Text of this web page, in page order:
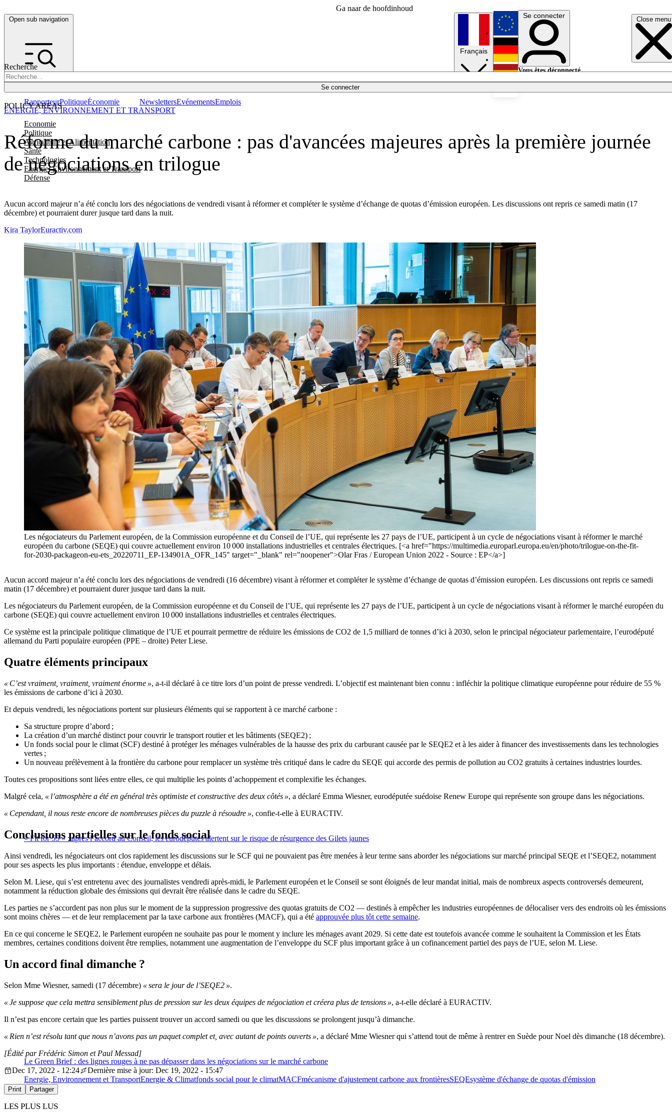
Ga naar de hoofdinhoud
Open sub navigation Close menu
Recherche
Se connecter
POLICY AREAS
Economie
Politique
Agriculture et Alimentation
Santé
Technologies
Energie, Environnement et Transport
Défense
RapporteurPolitiqueÉconomie NewslettersEvénementsEmplois
Français
English
Deutsch
Se connecter
Vous êtes déconnecté.
Réforme du marché carbone : pas d'avancées majeures après la première journée
de négociations en trilogue
Aucun accord majeur n’a été conclu lors des négociations de vendredi visant à réformer et compléter le système d’échange de quotas d’émission européen. Les discussions ont repris ce samedi matin (17
décembre) et pourraient durer jusque tard dans la nuit.
ENERGIE, ENVIRONNEMENT ET TRANSPORT
Kira TaylorEuractiv.com
Les négociateurs du Parlement européen, de la Commission européenne et du Conseil de l’UE, qui représente les 27 pays de l’UE, participent à un cycle de négociations visant à réformer le marché
européen du carbone (SEQE) qui couvre actuellement environ 10 000 installations industrielles et centrales électriques. [<a href="https://multimedia.europarl.europa.eu/en/photo/trilogue-on-the-fit-
for-2030-packageon-eu-ets_20220711_EP-134901A_OFR_145" target="_blank" rel="noopener">Olar Fras / European Union 2022 - Source : EP</a>]
Aucun accord majeur n’a été conclu lors des négociations de vendredi (16 décembre) visant à réformer et compléter le système d’échange de quotas d’émission européen. Les discussions ont repris ce samedi
matin (17 décembre) et pourraient durer jusque tard dans la nuit.
Les négociateurs du Parlement européen, de la Commission européenne et du Conseil de l’UE, qui représente les 27 pays de l’UE, participent à un cycle de négociations visant à réformer le marché européen du
carbone (SEQE) qui couvre actuellement environ 10 000 installations industrielles et centrales électriques.
Ce système est la principale politique climatique de l’UE et pourrait permettre de réduire les émissions de CO2 de 1,5 milliard de tonnes d’ici à 2030, selon le principal négociateur parlementaire, l’eurodéputé
allemand du Parti populaire européen (PPE – droite) Peter Liese.
Quatre éléments principaux
« C’est vraiment, vraiment, vraiment énorme », a-t-il déclaré à ce titre lors d’un point de presse vendredi. L’objectif est maintenant bien connu : infléchir la politique climatique européenne pour réduire de 55 %
les émissions de carbone d’ici à 2030.
Et depuis vendredi, les négociations portent sur plusieurs éléments qui se rapportent à ce marché carbone :
Sa structure propre d’abord ;
La création d’un marché distinct pour couvrir le transport routier et les bâtiments (SEQE2) ;
Un fonds social pour le climat (SCF) destiné à protéger les ménages vulnérables de la hausse des prix du carburant causée par le SEQE2 et à les aider à financer des investissements dans les technologies
vertes ;
Un nouveau prélèvement à la frontière du carbone pour remplacer un système très critiqué dans le cadre du SEQE qui accorde des permis de pollution au CO2 gratuits à certaines industries lourdes.
Toutes ces propositions sont liées entre elles, ce qui multiplie les points d’achoppement et complexifie les échanges.
Malgré cela, « l’atmosphère a été en général très optimiste et constructive des deux côtés », a déclaré Emma Wiesner, eurodéputée suédoise Renew Europe qui représente son groupe dans les négociations.
« Cependant, il nous reste encore de nombreuses pièces du puzzle à résoudre », confie-t-elle à EURACTIV.
« Fit for 55 » : après l’accord au Conseil, les eurodéputés alertent sur le risque de résurgence des Gilets jaunes
Conclusions partielles sur le fonds social
Ainsi vendredi, les négociateurs ont clos rapidement les discussions sur le SCF qui ne pouvaient pas être menées à leur terme sans aborder les négociations sur marché principal SEQE et l’SEQE2, notamment
pour ses aspects les plus importants : étendue, enveloppe et délais.
Selon M. Liese, qui s’est entretenu avec des journalistes vendredi après-midi, le Parlement européen et le Conseil se sont éloignés de leur mandat initial, mais de nombreux aspects controversés demeurent,
notamment la réduction globale des émissions qui devrait être réalisée dans le cadre du SEQE.
Les parties ne s’accordent pas non plus sur le moment de la suppression progressive des quotas gratuits de CO2 — destinés à empêcher les industries européennes de délocaliser vers des endroits où les émissions
sont moins chères — et de leur remplacement par la taxe carbone aux frontières (MACF), qui a été approuvée plus tôt cette semaine.
En ce qui concerne le SEQE2, le Parlement européen ne souhaite pas pour le moment y inclure les ménages avant 2029. Si cette date est toutefois avancée comme le souhaitent la Commission et les États
membres, certaines conditions doivent être remplies, notamment une augmentation de l’enveloppe du SCF plus important grâce à un cofinancement partiel des pays de l’UE, selon M. Liese.
Un accord final dimanche ?
Selon Mme Wiesner, samedi (17 décembre) « sera le jour de l’SEQE2 ».
« Je suppose que cela mettra sensiblement plus de pression sur les deux équipes de négociation et créera plus de tensions », a-t-elle déclaré à EURACTIV.
Il n’est pas encore certain que les parties puissent trouver un accord samedi ou que les discussions se prolongent jusqu’à dimanche.
« Rien n’est résolu tant que nous n’avons pas un paquet complet et, avec autant de points ouverts », a déclaré Mme Wiesner qui s’attend tout de même à rentrer en Suède pour Noel dès dimanche (18 décembre).
Le Green Brief : des lignes rouges à ne pas dépasser dans les négociations sur le marché carbone
[Édité par Frédéric Simon et Paul Messad]
Dec 17, 2022 - 12:24
Dernière mise à jour: Dec 19, 2022 - 15:47
Energie, Environnement et TransportEnergie & Climatfonds social pour le climatMACFmécanisme d'ajustement carbone aux frontièresSEQEsystème d'échange de quotas d'émission
Print Partager
LES PLUS LUS